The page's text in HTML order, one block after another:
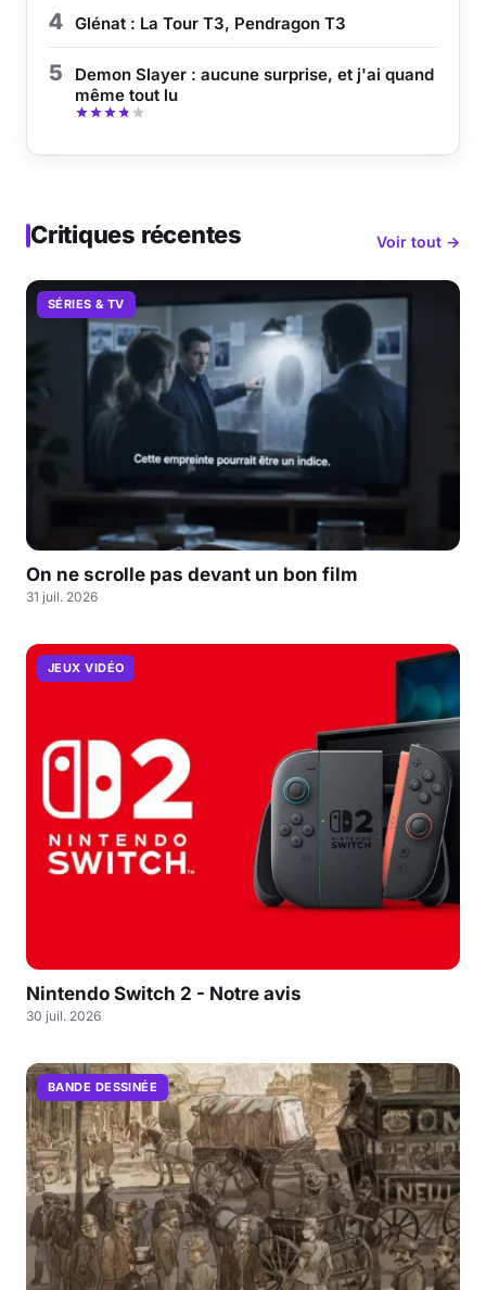
4 Glénat : La Tour T3, Pendragon T3
5
Demon Slayer : aucune surprise, et j'ai quand
même tout lu
Critiques récentes Voir tout →
SÉRIES & TV
On ne scrolle pas devant un bon film
31 juil. 2026
JEUX VIDÉO
Nintendo Switch 2 - Notre avis
30 juil. 2026
BANDE DESSINÉE